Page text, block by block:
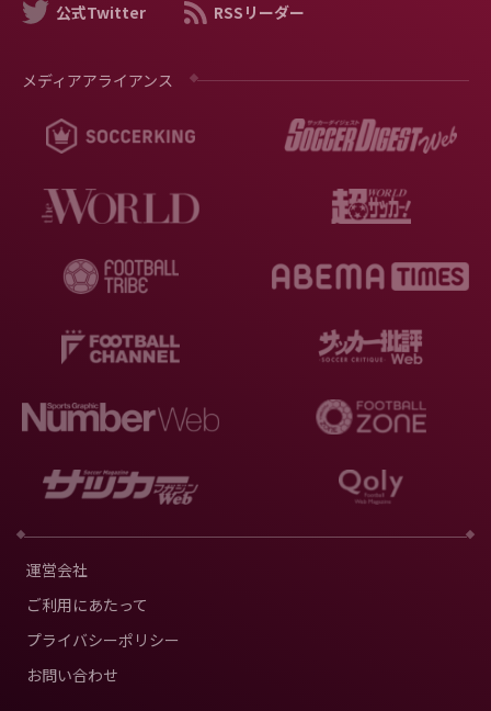
公式Twitter RSSリーダー
メディアアライアンス
運営会社
ご利用にあたって
プライバシーポリシー
お問い合わせ